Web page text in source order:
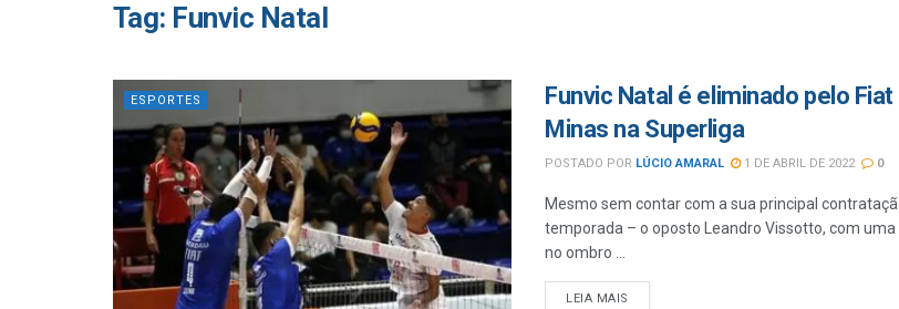
Tag: Funvic Natal
ESPORTES
Funvic Natal é eliminado pelo Fiat
Minas na Superliga
POSTADO POR LÚCIO AMARAL 1 DE ABRIL DE 2022 0
Mesmo sem contar com a sua principal
temporada – o oposto Leandro Vissotto, com uma
no ombro ...
LEIA MAIS